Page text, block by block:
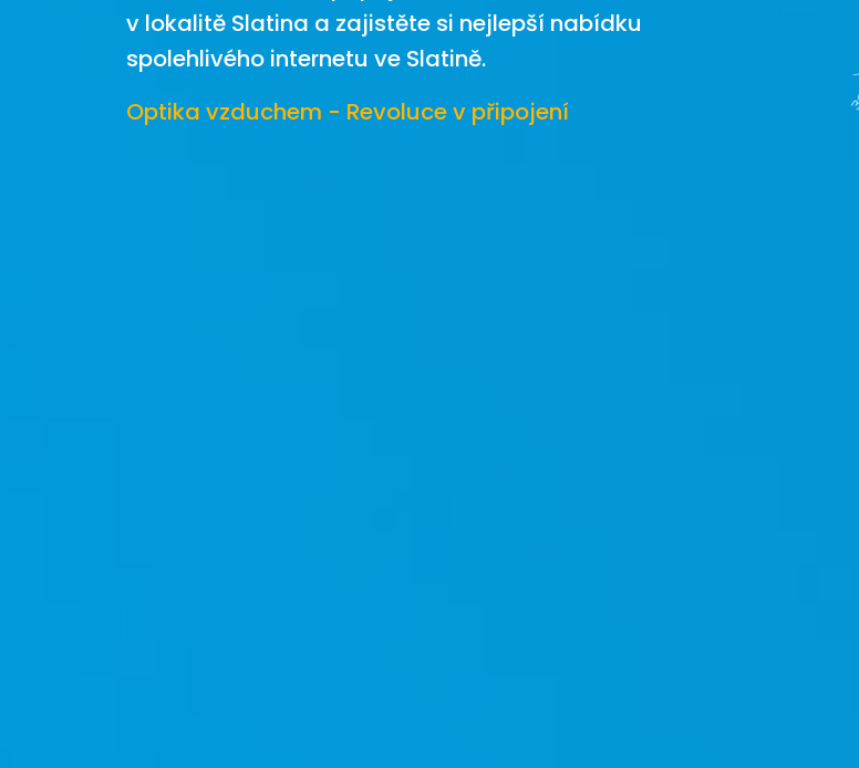
v lokalitě Slatina a zajistěte si nejlepší nabídku
spolehlivého internetu ve Slatině.
Optika vzduchem - Revoluce v připojení